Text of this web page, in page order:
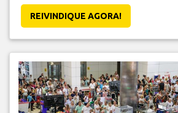
REIVINDIQUE AGORA!